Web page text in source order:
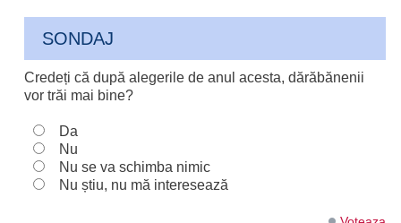
SONDAJ
Credeți că după alegerile de anul acesta, dărăbănenii
vor trăi mai bine?
Da
Nu
Nu se va schimba nimic
Nu știu, nu mă interesează